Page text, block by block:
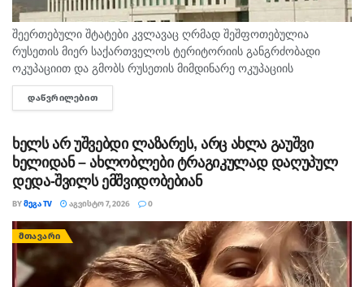
შეერთებული შტატები კვლავაც ღრმად შეშფოთებულია
რუსეთის მიერ საქართველოს ტერიტორიის განგრძობადი
ოკუპაციით და გმობს რუსეთის მიმდინარე ოკუპაციის
პირობებში მომხდარ მკვლელობებს, გატაცებებსა და სხვა
სახის ძალადობა, - ამ განცხადებით აშშ-ს საელჩო
ᲓᲐᲬᲕᲠᲘᲚᲔᲑᲘᲗ
ხელს არ უშვებდი ლაზარეს, არც ახლა გაუშვი
ხელიდან – ახლობლები ტრაგიკულად დაღუპულ
დედა-შვილს ემშვიდობებიან
BYᲛᲔᲒᲐ TV ᲐᲒᲕᲘᲡᲢᲝ 7, 2026 0
ᲛᲗᲐᲕᲐᲠᲘ